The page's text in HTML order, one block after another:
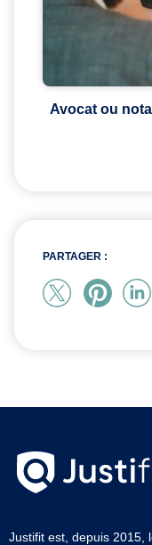
Avocat ou
PARTAGER :
Justifit est, depuis 2015,